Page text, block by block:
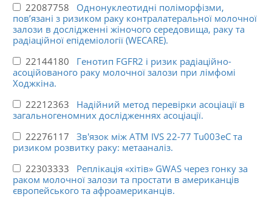
22087758 Однонуклеотидні поліморфізми,
пов’язані з ризиком раку контралатеральної молочної
залози в дослідженні жіночого середовища, раку та
радіаційної епідеміології (WECARE).
22144180 Генотип FGFR2 і ризик радіаційно-
асоційованого раку молочної залози при лімфомі
Ходжкіна.
22212363 Надійний метод перевірки асоціації в
загальногеномних дослідженнях асоціації.
22276117 Зв'язок між ATM IVS 22-77 Tu003eC та
ризиком розвитку раку: метааналіз.
22303333 Реплікація «хітів» GWAS через гонку за
раком молочної залози та простати в американців
європейського та афроамериканців.